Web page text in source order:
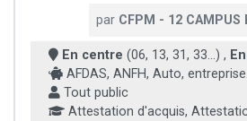
par CFPM - 12 CAMPUS
En centre (06, 13, 31, 33...) ,
AFDAS, ANFH, Auto,
Tout public
Attestation d'acquis,